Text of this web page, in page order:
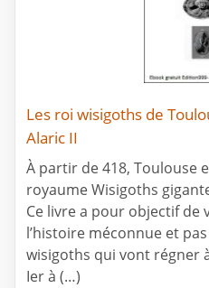
Les roi wisigoths de
Alaric II
À partir de 418, Toulouse
royaume Wisigoths
Ce livre a pour objectif de
l’histoire méconnue et
wisigoths qui vont régner
Ier à (…)